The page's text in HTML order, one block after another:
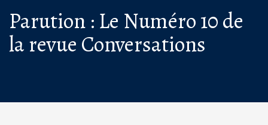
Parution : Le Numéro 10 de
la revue Conversations